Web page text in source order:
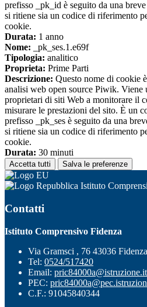
prefisso _pk_id è seguito da una
si ritiene sia un codice di riferimento
cookie.
Durata: 1 anno
Nome: _pk_ses.1.e69f
Tipologia: analitico
Proprieta: Prime Parti
Descrizione: Questo nome di cookie
analisi web open source Piwik. Viene
proprietari di siti Web a monitorare il
misurare le prestazioni del sito. È un
prefisso _pk_ses è seguito da una
si ritiene sia un codice di riferimento
cookie.
Durata: 30 minuti
Accetta tutti Salva le preferenze
Istituto
Contatti
Istituto Comprensivo Fidenza
Via Gramsci , 76 43036
Tel: 0524/517420
Email: pric84000a@istruzione.it
PEC:
C.F.: 91045840344